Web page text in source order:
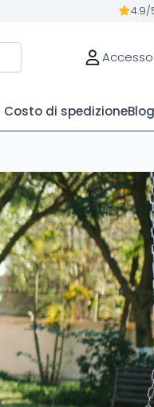
4.9/
Accesso
Costo di spedizioneBlog